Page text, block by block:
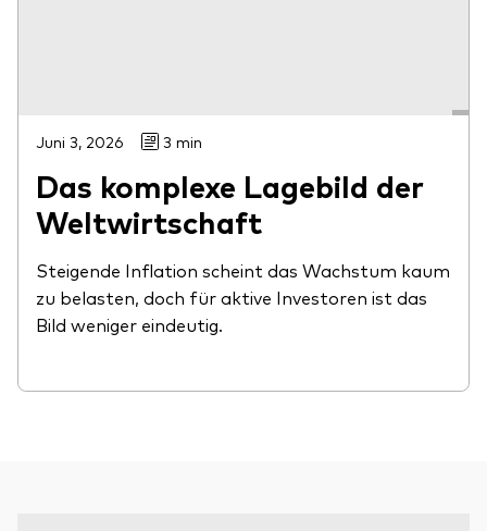
Juni 3, 2026 3 min
Das komplexe Lagebild der
Weltwirtschaft
Steigende Inflation scheint das Wachstum kaum
zu belasten, doch für aktive Investoren ist das
Bild weniger eindeutig.